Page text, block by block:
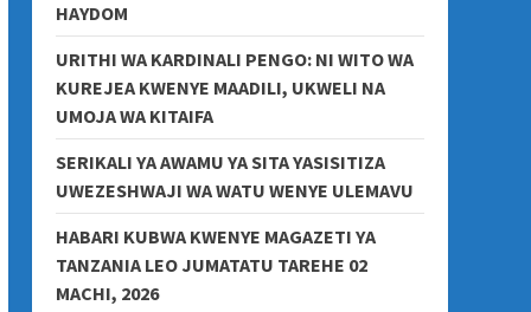
HAYDOM
URITHI WA KARDINALI PENGO: NI WITO WA
KUREJEA KWENYE MAADILI, UKWELI NA
UMOJA WA KITAIFA
SERIKALI YA AWAMU YA SITA YASISITIZA
UWEZESHWAJI WA WATU WENYE ULEMAVU
HABARI KUBWA KWENYE MAGAZETI YA
TANZANIA LEO JUMATATU TAREHE 02
MACHI, 2026